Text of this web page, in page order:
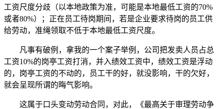
工资尺度分歧（以本地政策为准，可能是本地最低工资的70%
或者80%）；正在员工待岗期间，若是企业要求待岗的员工供
给劳动，准绳领取不低于本地最低工资尺度。
凡事有破例，拿我的一个案子举例，公司把发卖人员占总
工资10%的岗亭工资打消，并入绩效工资中，绩效工资是浮动
的，岗亭工资的不动的，员工干的好，就没影响，干的欠好，
就会呈现所谓的晦气影响。
这属于口头变动劳动合同，对此，《最高关于审理劳动争